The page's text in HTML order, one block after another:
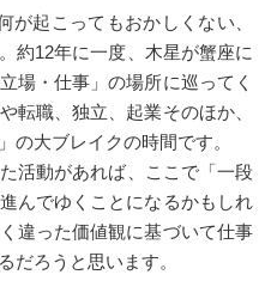
が起こってもおかしくない、
約12年に一度、木星が蟹座に
場・仕事」の場所に巡ってく
転職、独立、起業そのほか、
の大ブレイクの時間です。
活動があれば、ここで「一段
んでゆくことになるかもしれ
違った価値観に基づいて仕事
だろうと思います。